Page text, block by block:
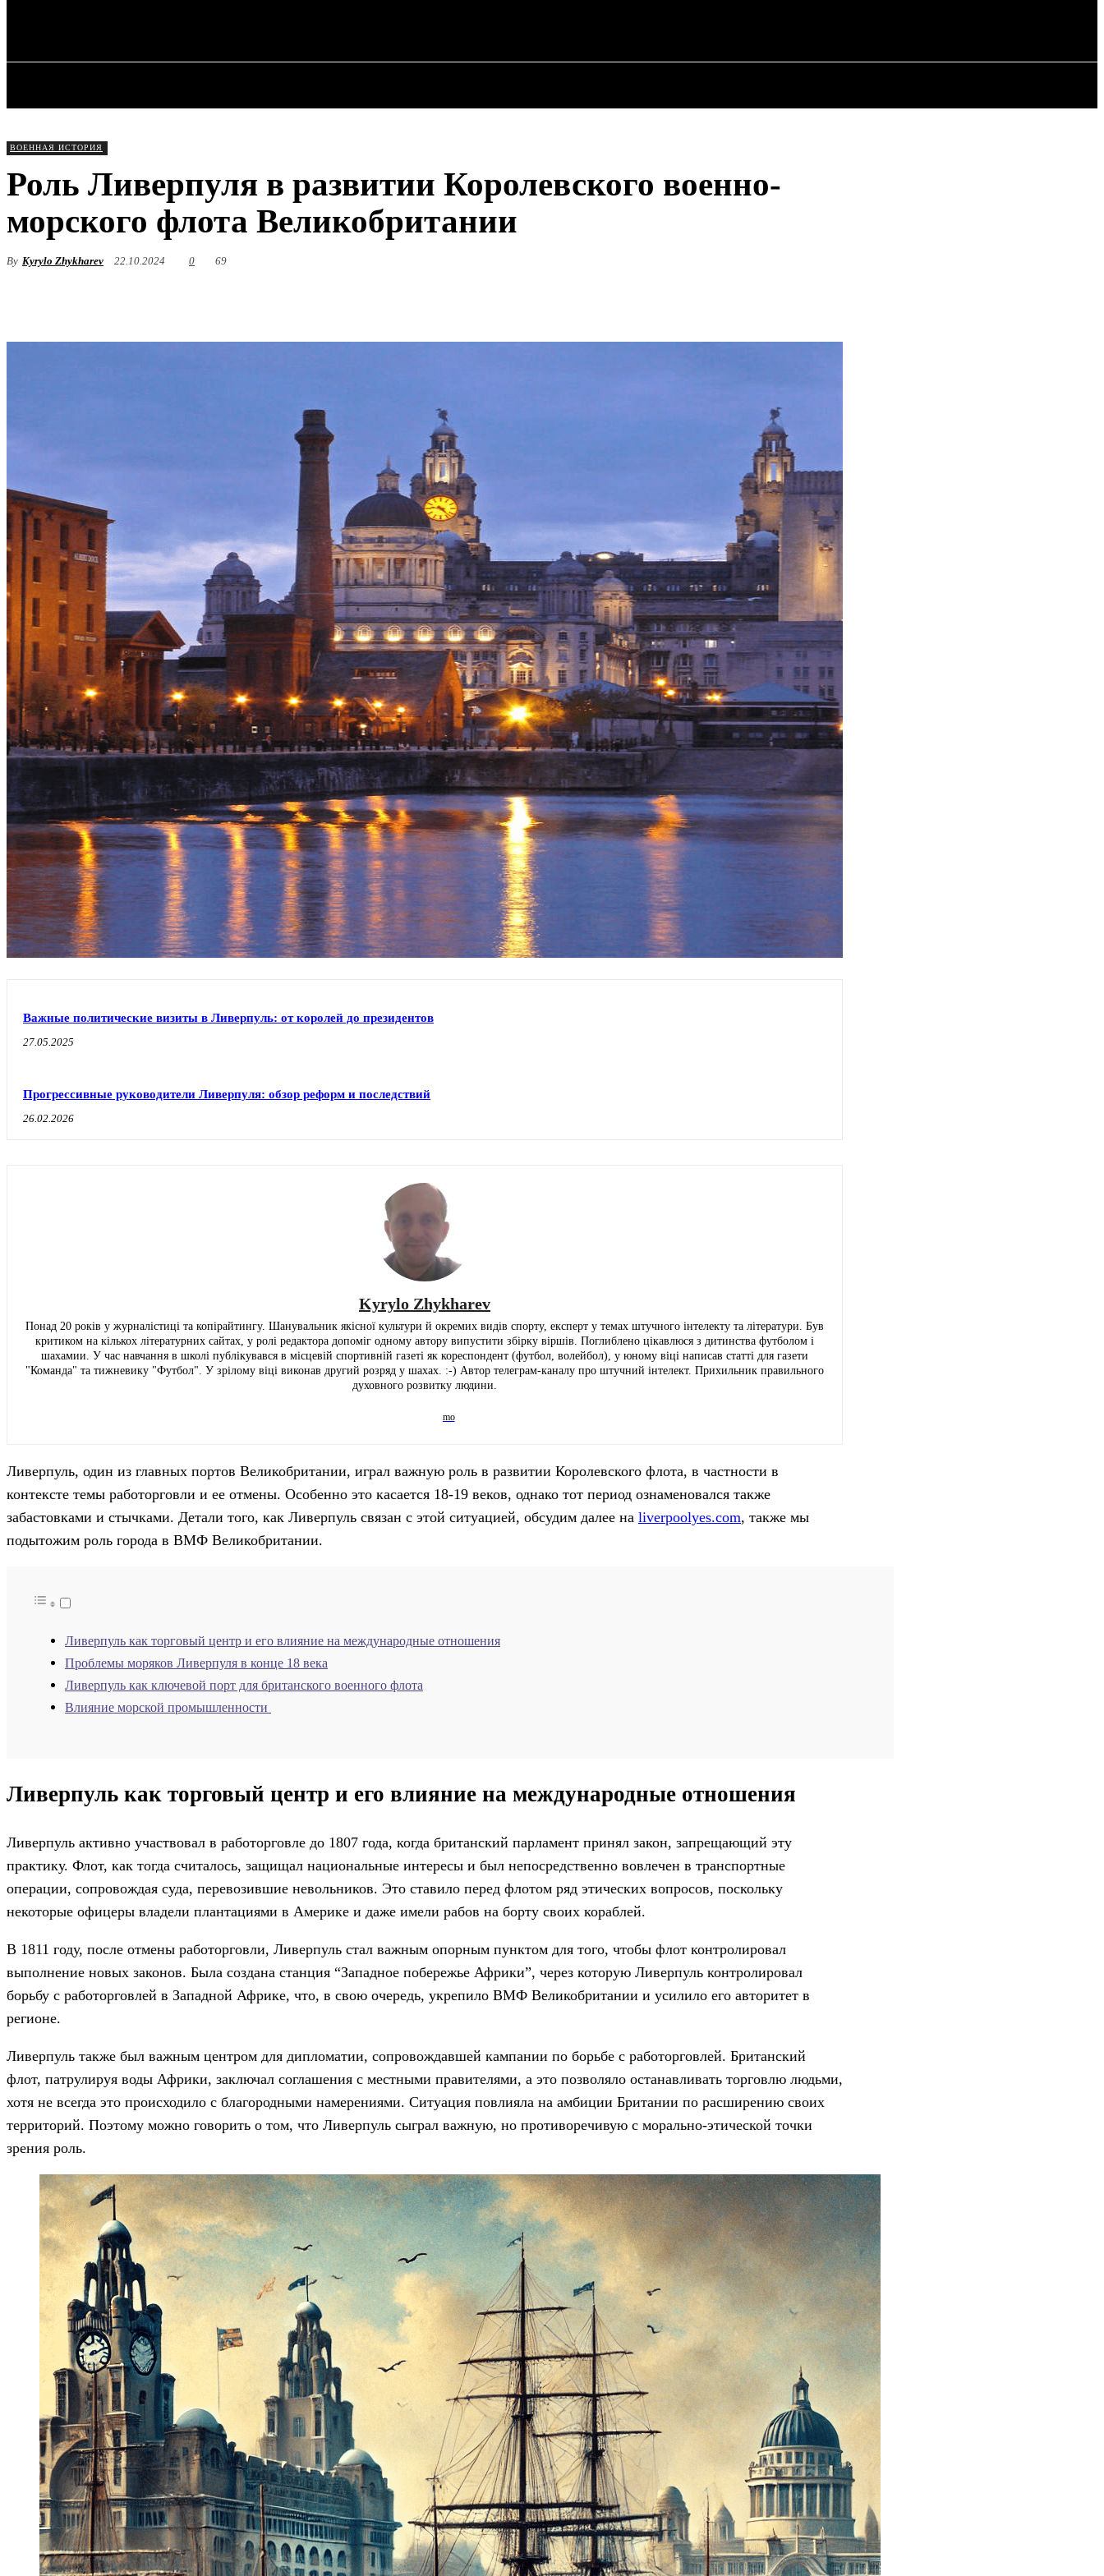
ВОЕННАЯ ИСТОРИЯ
Роль Ливерпуля в развитии Королевского военно-
морского флота Великобритании
By Kyrylo Zhykharev 22.10.2024 0 69
Важные политические визиты в Ливерпуль: от королей до президентов
27.05.2025
Прогрессивные руководители Ливерпуля: обзор реформ и последствий
26.02.2026
Kyrylo Zhykharev
Понад 20 років у журналістиці та копірайтингу. Шанувальник якісної культури й окремих видів спорту, експерт у темах штучного інтелекту та літератури. Був
критиком на кількох літературних сайтах, у ролі редактора допоміг одному автору випустити збірку віршів. Поглиблено цікавлюся з дитинства футболом і
шахамии. У час навчання в школі публікувався в місцевій спортивній газеті як кореспондент (футбол, волейбол), у юному віці написав статті для газети
"Команда" та тижневику "Футбол". У зрілому віці виконав другий розряд у шахах. :-) Автор телеграм-каналу про штучний інтелект. Прихильник правильного
духовного розвитку людини.
Ливерпуль, один из главных портов Великобритании, играл важную роль в развитии Королевского флота, в частности в
контексте темы работорговли и ее отмены. Особенно это касается 18-19 веков, однако тот период ознаменовался также
забастовками и стычками. Детали того, как Ливерпуль связан с этой ситуацией, обсудим далее на liverpoolyes.com, также мы
подытожим роль города в ВМФ Великобритании.
Ливерпуль как торговый центр и его влияние на международные отношения
Проблемы моряков Ливерпуля в конце 18 века
Ливерпуль как ключевой порт для британского военного флота
Влияние морской промышленности
Ливерпуль как торговый центр и его влияние на международные отношения
Ливерпуль активно участвовал в работорговле до 1807 года, когда британский парламент принял закон, запрещающий эту
практику. Флот, как тогда считалось, защищал национальные интересы и был непосредственно вовлечен в транспортные
операции, сопровождая суда, перевозившие невольников. Это ставило перед флотом ряд этических вопросов, поскольку
некоторые офицеры владели плантациями в Америке и даже имели рабов на борту своих кораблей.
В 1811 году, после отмены работорговли, Ливерпуль стал важным опорным пунктом для того, чтобы флот контролировал
выполнение новых законов. Была создана станция “Западное побережье Африки”, через которую Ливерпуль контролировал
борьбу с работорговлей в Западной Африке, что, в свою очередь, укрепило ВМФ Великобритании и усилило его авторитет в
регионе.
Ливерпуль также был важным центром для дипломатии, сопровождавшей кампании по борьбе с работорговлей. Британский
флот, патрулируя воды Африки, заключал соглашения с местными правителями, а это позволяло останавливать торговлю людьми,
хотя не всегда это происходило с благородными намерениями. Ситуация повлияла на амбиции Британии по расширению своих
территорий. Поэтому можно говорить о том, что Ливерпуль сыграл важную, но противоречивую с морально-этической точки
зрения роль.